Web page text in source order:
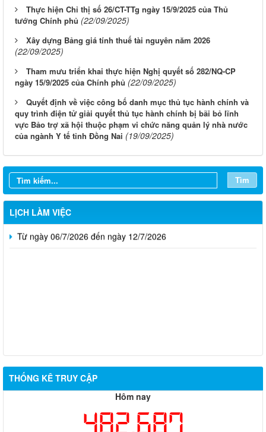
Thực hiện Chỉ thị số 26/CT-TTg ngày 15/9/2025 của Thủ
tướng Chính phủ (22/09/2025)
Xây dựng Bảng giá tính thuế tài nguyên năm 2026
(22/09/2025)
Tham mưu triển khai thực hiện Nghị quyết số 282/NQ-CP
ngày 15/9/2025 của Chính phủ (22/09/2025)
Quyết định về việc công bố danh mục thủ tục hành chính và
quy trình điện tử giải quyết thủ tục hành chính bị bãi bỏ lĩnh
vực Bảo trợ xã hội thuộc phạm vi chức năng quản lý nhà nước
của ngành Y tế tỉnh Đồng Nai (19/09/2025)
Tìm
LỊCH LÀM VIỆC
Từ ngày 03/8/2026 đến ngày 09/8/2026
Từ ngày 27/7/2026 đến ngày 02/8/2026
Từ ngày 20/7/2026 đến ngày 26/7/2026
Từ ngày 13/7/2026 đến ngày 18/7/2026
Từ ngày 06/7/2026 đến ngày 12/7/2026
THỐNG KÊ TRUY CẬP
Hôm nay
482,687
Thông báo về việc tuyển dụng viên chức năm 2026
Thông báo tuyển chọn tổ chức và cá nhân chủ trì thực hiện
nhiệm vụ khoa học và công nghệ cấp thành phố sử dụng ngân
sách nhà nước đặt hàng thực hiện năm 2026 (đợt 1) lần 3